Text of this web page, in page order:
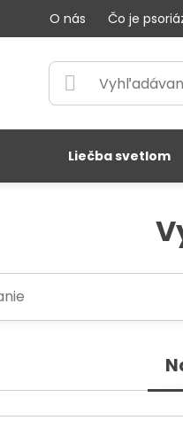
O nás Čo je
Liečba svetlom